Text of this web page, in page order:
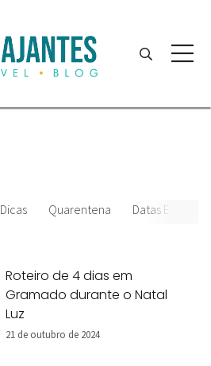
Dicas Quarentena Datas Especiais
Roteiro de 4 dias em
Gramado durante o Natal
Luz
21 de outubro de 2024